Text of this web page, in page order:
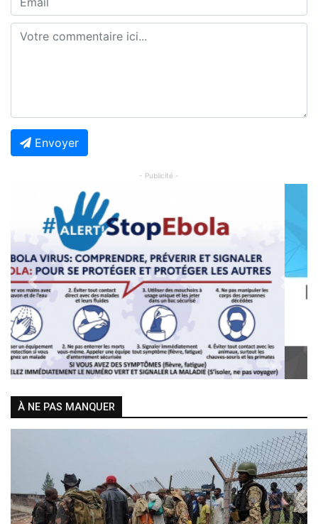
Envoyer
- Publicité -
Previous Next
À NE PAS MANQUER